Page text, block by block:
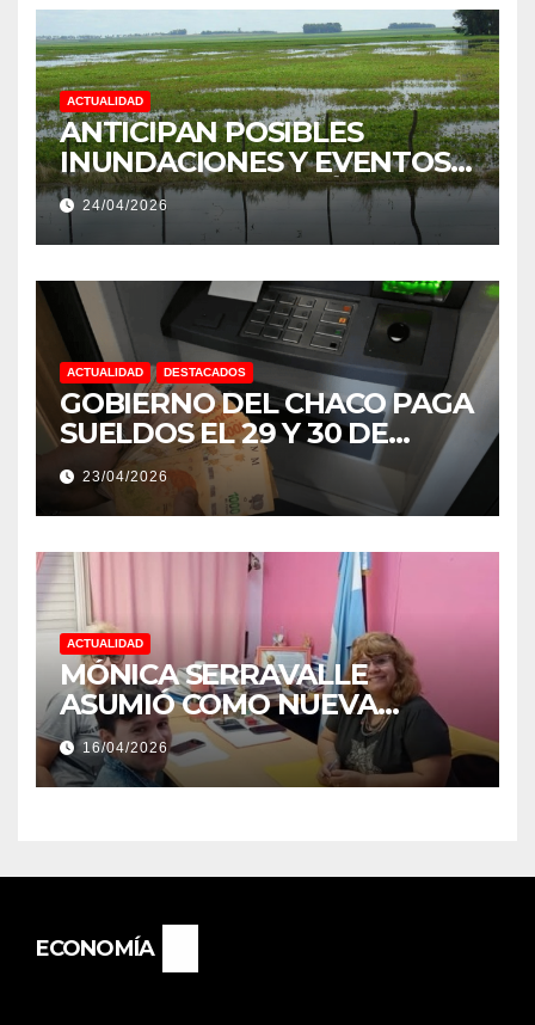
ACTUALIDAD
ANTICIPAN POSIBLES
INUNDACIONES Y EVENTOS
EXTREMOS: “PODRÍA SER UN
NIÑO MUY IMPORTANTE”
24/04/2026
ACTUALIDAD DESTACADOS
GOBIERNO DEL CHACO PAGA
SUELDOS EL 29 Y 30 DE
ABRIL, CON EL 2% DE
AUMENTO
23/04/2026
ACTUALIDAD
MÓNICA SERRAVALLE
ASUMIÓ COMO NUEVA
DIRECTORA DEL E.E.S. N° 82
«RENÉ FAVALORO» DE
BASAIL.
16/04/2026
ECONOMÍA